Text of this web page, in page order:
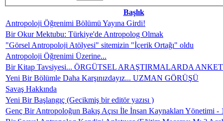
Başlık
Antropoloji Öğrenimi Bölümü Yayına Girdi!
Bir Okur Mektubu: Türkiye'de Antropolog Olmak
"Görsel Antropoloji Atölyesi" sitemizin "İçerik Ortağı" oldu
Antropoloji Öğrenimi Üzerine...
Bir Kitap Tavsiyesi... ÖRGÜTSEL ARAŞTIRMALARDA
Yeni Bir Bölümle Daha Karşınızdayız... UZMAN GÖRÜŞÜ
Savaş Hakkında
Yeni Bir Başlangıç (Gecikmiş bir editör yazısı )
Genç Bir Antropoloğun Bakış Açısı İle İnsan Kaynakları Yönetimi -